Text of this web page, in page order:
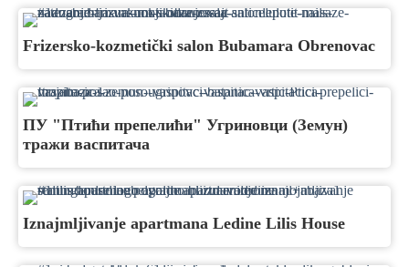
Frizersko-kozmetički salon Bubamara Obrenovac
ПУ "Птићи препелићи" Угриновци (Земун)
тражи васпитача
Iznajmljivanje apartmana Ledine Lilis House